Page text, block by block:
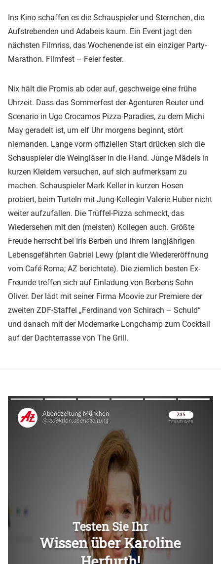
Ins Kino schaffen es die Schauspieler und Sternchen, die
Aufstrebenden und Adabeis kaum. Ein Event jagt den
nächsten Filmriss, das Wochenende ist ein einziger Party-
Marathon. Filmfest – Feier fester.
Nix hält die Promis ab oder auf, geschweige eine frühe
Uhrzeit. Dass das Sommerfest der Agenturen Reuter und
Scenario in Ugo Crocamos Pizza-Paradies, zu dem Michi
May geradelt ist, um elf Uhr morgens beginnt, stört
niemanden. Lange vorm offiziellen Start drücken sich die
Schauspieler die Weingläser in die Hand. Junge Mädels in
kurzen Kleidern versuchen, auf sich aufmerksam zu
machen. Schauspieler Mark Keller in kurzen Hosen
probiert, beim Turteln mit Jung-Kollegin Valerie Huber nicht
weiter aufzufallen. Die Trüffel-Pizza schmeckt, das
Wiedersehen mit den (meisten) Kollegen auch. Größte
Freude herrscht bei Iris Berben und ihrem langjährigen
Lebensgefährten Gabriel Lewy (plant die Wiedereröffnung
vom Café Roma; AZ berichtete). Die ziemlich besten Ex-
Freunde treffen sich auf Einladung von Berbens Sohn
Oliver. Der lädt mit seiner Firma Moovie zur Premiere der
zweiten ZDF-Staffel „Ferdinand von Schirach – Schuld“
und danach mit der Modemarke Longchamp zum Cocktail
auf der Dachterrasse von The Grill.
Überspringen
Überspringen